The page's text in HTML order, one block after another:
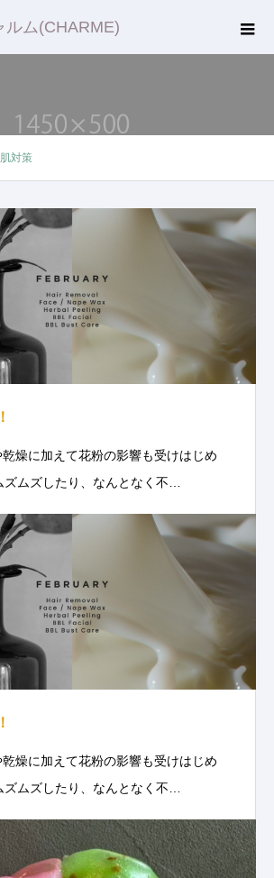
ルム(CHARME)
対策
乾燥に加えて花粉の影響も受けはじめ
ズムズしたり、なんとなく不…
乾燥に加えて花粉の影響も受けはじめ
ズムズしたり、なんとなく不…